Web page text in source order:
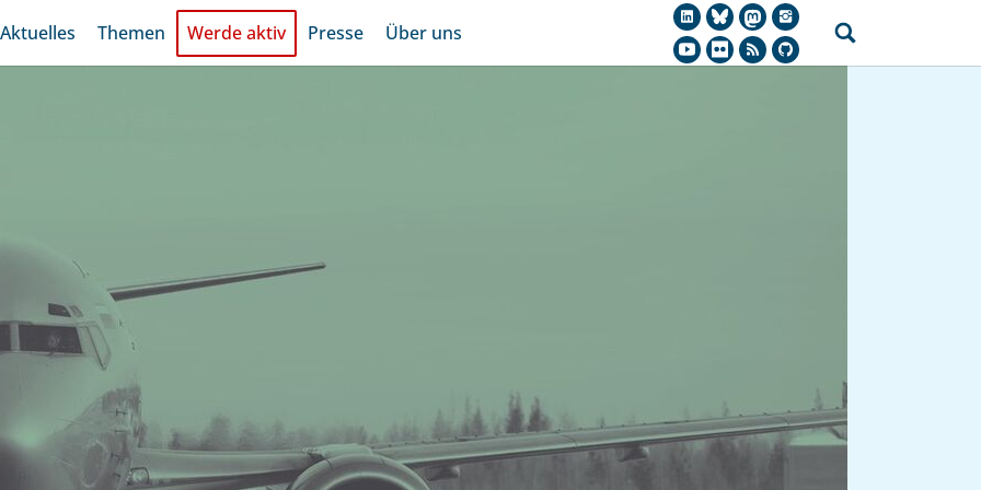
Aktuelles Themen Werde aktiv Presse Über uns